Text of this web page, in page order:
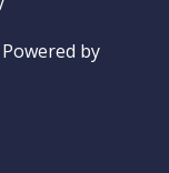
by